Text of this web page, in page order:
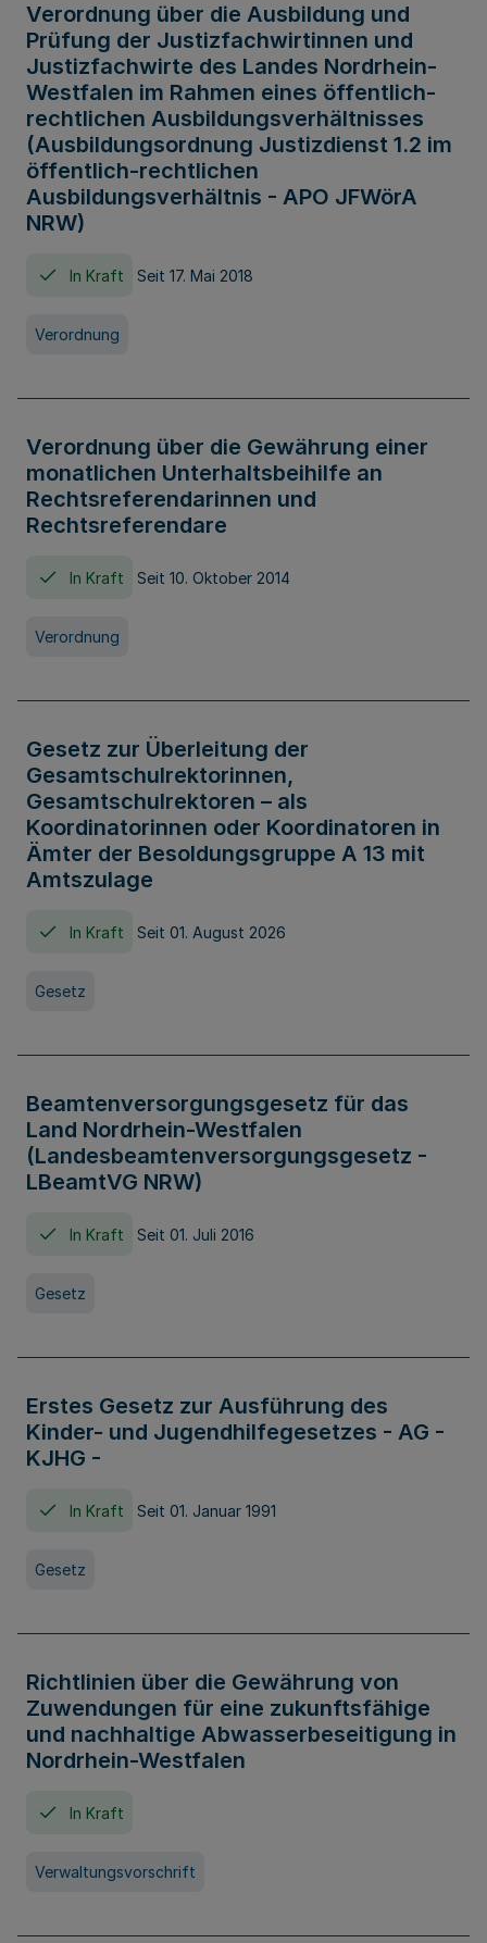
Verordnung über die Ausbildung und
Prüfung der Justizfachwirtinnen und
Justizfachwirte des Landes Nordrhein-
Westfalen im Rahmen eines öffentlich-
rechtlichen Ausbildungsverhältnisses
(Ausbildungsordnung Justizdienst 1.2 im
öffentlich-rechtlichen
Ausbildungsverhältnis - APO JFWörA
NRW)
In Kraft Seit 17. Mai 2018
Verordnung
Verordnung über die Gewährung einer
monatlichen Unterhaltsbeihilfe an
Rechtsreferendarinnen und
Rechtsreferendare
In Kraft Seit 10. Oktober 2014
Verordnung
Gesetz zur Überleitung der
Gesamtschulrektorinnen,
Gesamtschulrektoren – als
Koordinatorinnen oder Koordinatoren in
Ämter der Besoldungsgruppe A 13 mit
Amtszulage
In Kraft Seit 01. August 2026
Gesetz
Beamtenversorgungsgesetz für das
Land Nordrhein-Westfalen
(Landesbeamtenversorgungsgesetz -
LBeamtVG NRW)
In Kraft Seit 01. Juli 2016
Gesetz
Erstes Gesetz zur Ausführung des
Kinder- und Jugendhilfegesetzes - AG -
KJHG -
In Kraft Seit 01. Januar 1991
Gesetz
Richtlinien über die Gewährung von
Zuwendungen für eine zukunftsfähige
und nachhaltige Abwasserbeseitigung in
Nordrhein-Westfalen
In Kraft
Verwaltungsvorschrift